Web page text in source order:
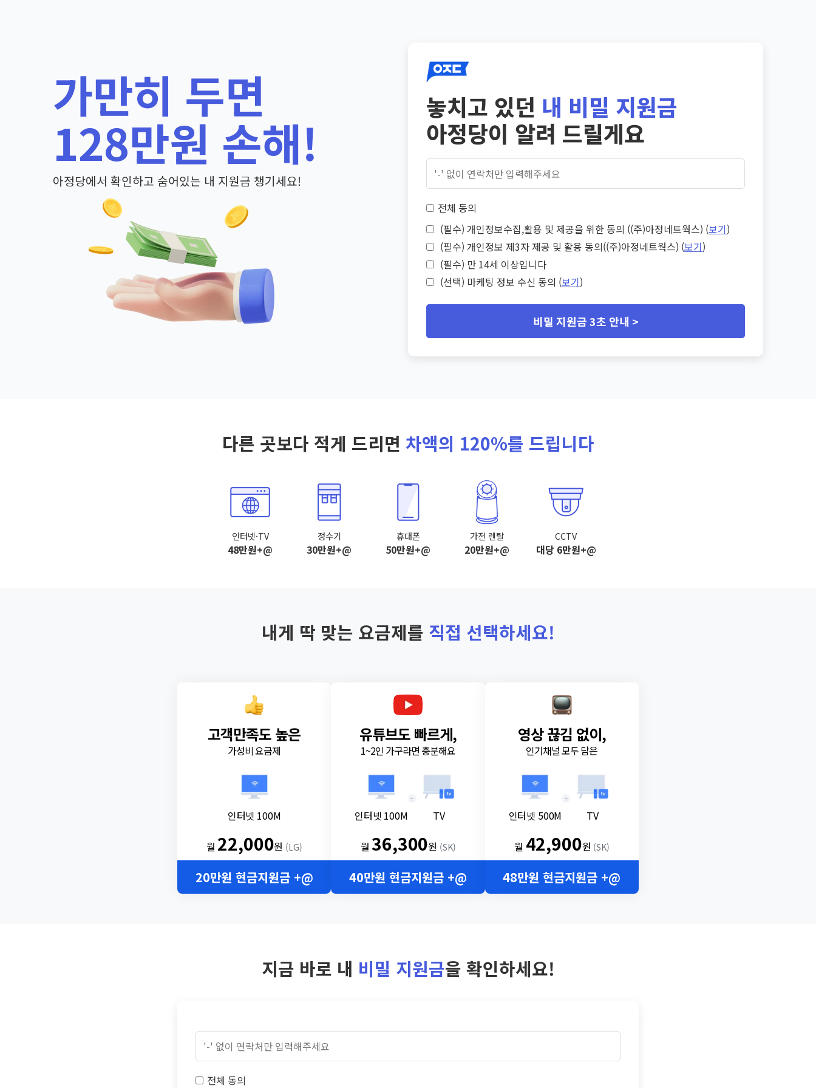
가만히 두면
128만원 손해!
아정당에서 확인하고 숨어있는 내 지원금 챙기세요!
놓치고 있던 내 비밀 지원금
아정당이 알려 드릴게요
전체 동의
(필수) 개인정보수집,활용 및 제공을 위한 동의 ((주)아정네트웍스) (보기)
(필수) 개인정보 제3자 제공 및 활용 동의((주)아정네트웍스) (보기)
(필수) 만 14세 이상입니다
(선택) 마케팅 정보 수신 동의 (보기)
비밀 지원금 3초 안내 >
다른 곳보다 적게 드리면 차액의 120%를 드립니다
인터넷·TV
48만원+@
정수기
30만원+@
휴대폰
50만원+@
가전 렌탈
20만원+@
CCTV
대당 6만원+@
내게 딱 맞는 요금제를 직접 선택하세요!
고객만족도 높은
가성비 요금제
인터넷 100M
월 22,000원 (LG)
20만원 현금지원금 +@
유튜브도 빠르게,
1~2인 가구라면 충분해요
인터넷 100M
+
TV
월36,300원 (SK)
40만원 현금지원금 +@
영상 끊김 없이,
인기채널 모두 담은
인터넷 500M
+
TV
월 42,900원 (SK)
48만원 현금지원금 +@
지금 바로 내 비밀 지원금을 확인하세요!
전체 동의